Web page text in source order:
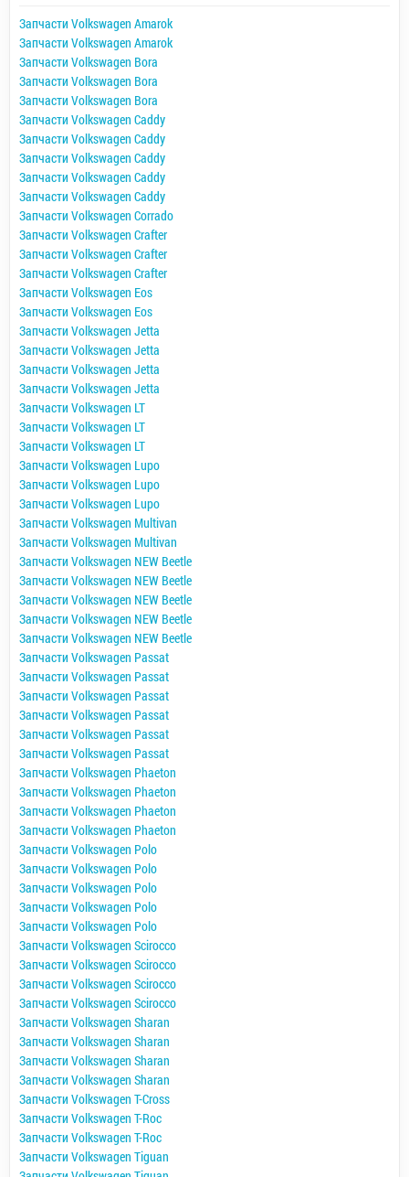
Запчасти Volkswagen Amarok
Запчасти Volkswagen Amarok
Запчасти Volkswagen Bora
Запчасти Volkswagen Bora
Запчасти Volkswagen Bora
Запчасти Volkswagen Caddy
Запчасти Volkswagen Caddy
Запчасти Volkswagen Caddy
Запчасти Volkswagen Caddy
Запчасти Volkswagen Caddy
Запчасти Volkswagen Corrado
Запчасти Volkswagen Crafter
Запчасти Volkswagen Crafter
Запчасти Volkswagen Crafter
Запчасти Volkswagen Eos
Запчасти Volkswagen Eos
Запчасти Volkswagen Jetta
Запчасти Volkswagen Jetta
Запчасти Volkswagen Jetta
Запчасти Volkswagen Jetta
Запчасти Volkswagen LT
Запчасти Volkswagen LT
Запчасти Volkswagen LT
Запчасти Volkswagen Lupo
Запчасти Volkswagen Lupo
Запчасти Volkswagen Lupo
Запчасти Volkswagen Multivan
Запчасти Volkswagen Multivan
Запчасти Volkswagen NEW Beetle
Запчасти Volkswagen NEW Beetle
Запчасти Volkswagen NEW Beetle
Запчасти Volkswagen NEW Beetle
Запчасти Volkswagen NEW Beetle
Запчасти Volkswagen Passat
Запчасти Volkswagen Passat
Запчасти Volkswagen Passat
Запчасти Volkswagen Passat
Запчасти Volkswagen Passat
Запчасти Volkswagen Passat
Запчасти Volkswagen Phaeton
Запчасти Volkswagen Phaeton
Запчасти Volkswagen Phaeton
Запчасти Volkswagen Phaeton
Запчасти Volkswagen Polo
Запчасти Volkswagen Polo
Запчасти Volkswagen Polo
Запчасти Volkswagen Polo
Запчасти Volkswagen Polo
Запчасти Volkswagen Scirocco
Запчасти Volkswagen Scirocco
Запчасти Volkswagen Scirocco
Запчасти Volkswagen Scirocco
Запчасти Volkswagen Sharan
Запчасти Volkswagen Sharan
Запчасти Volkswagen Sharan
Запчасти Volkswagen Sharan
Запчасти Volkswagen T-Cross
Запчасти Volkswagen T-Roc
Запчасти Volkswagen T-Roc
Запчасти Volkswagen Tiguan